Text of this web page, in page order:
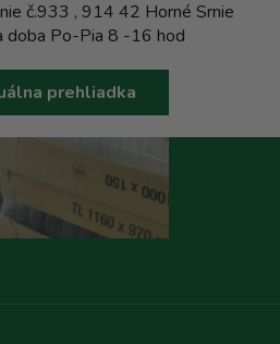
č.933 , 914 42 Horné Srnie
doba Po-Pia 8 -16 hod
prehliadka